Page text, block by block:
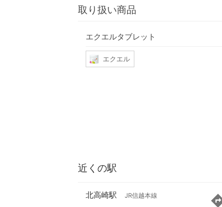
取り扱い商品
エクエルタブレット
エクエル
近くの駅
北高崎駅 JR信越本線